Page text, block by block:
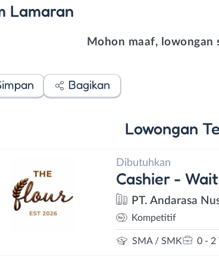
Lamaran
Mohon maaf, lowongan
Bagikan
Lowongan
Dibutuhkan
Cashier -
PT. Andarasa
Kompetitif
SMA / SMK 0 - 2